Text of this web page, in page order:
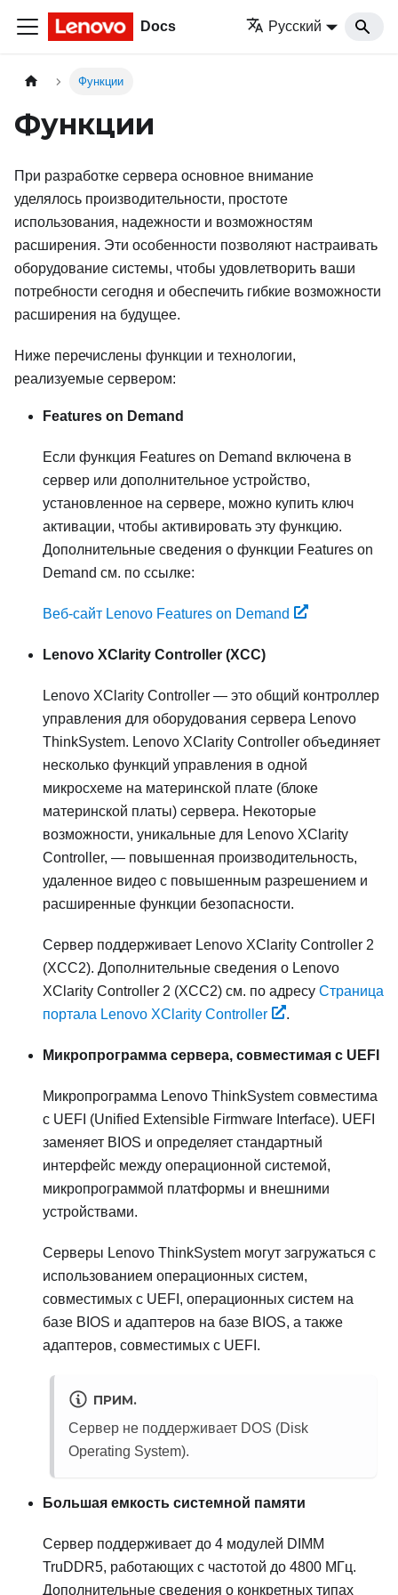
Docs Русский
Функции
Функции
При разработке сервера основное внимание
уделялось производительности, простоте
использования, надежности и возможностям
расширения. Эти особенности позволяют настраивать
оборудование системы, чтобы удовлетворить ваши
потребности сегодня и обеспечить гибкие возможности
расширения на будущее.
Ниже перечислены функции и технологии,
реализуемые сервером:
Features on Demand
Если функция Features on Demand включена в
сервер или дополнительное устройство,
установленное на сервере, можно купить ключ
активации, чтобы активировать эту функцию.
Дополнительные сведения о функции Features on
Demand см. по ссылке:
Веб-сайт Lenovo Features on Demand
Lenovo XClarity Controller (XCC)
Lenovo XClarity Controller — это общий контроллер
управления для оборудования сервера Lenovo
ThinkSystem. Lenovo XClarity Controller объединяет
несколько функций управления в одной
микросхеме на материнской плате (блоке
материнской платы) сервера. Некоторые
возможности, уникальные для Lenovo XClarity
Controller, — повышенная производительность,
удаленное видео с повышенным разрешением и
расширенные функции безопасности.
Сервер поддерживает Lenovo XClarity Controller 2
(XCC2). Дополнительные сведения о Lenovo
XClarity Controller 2 (XCC2) см. по адресу Страница
портала Lenovo XClarity Controller
.
Микропрограмма сервера, совместимая с UEFI
Микропрограмма Lenovo ThinkSystem совместима
с UEFI (Unified Extensible Firmware Interface). UEFI
заменяет BIOS и определяет стандартный
интерфейс между операционной системой,
микропрограммой платформы и внешними
устройствами.
Серверы Lenovo ThinkSystem могут загружаться с
использованием операционных систем,
совместимых с UEFI, операционных систем на
базе BIOS и адаптеров на базе BIOS, а также
адаптеров, совместимых с UEFI.
ПРИМ.
Сервер не поддерживает DOS (Disk
Operating System).
Большая емкость системной памяти
Сервер поддерживает до 4 модулей DIMM
TruDDR5, работающих с частотой до 4800 МГц.
Дополнительные сведения о конкретных типах